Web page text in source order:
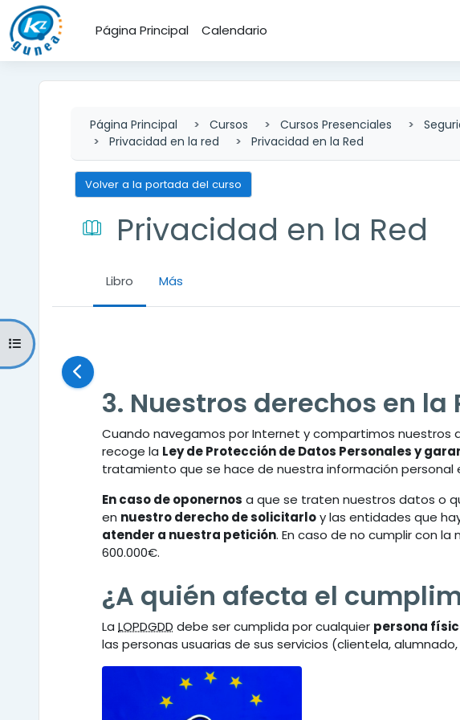
Salta al contenido principal
Página Principal
Calendario
Abrir índice del curso
Página Principal Cursos Cursos Presenciales
Privacidad en la red
Privacidad en la Red
Volver a la portada del curso
Privacidad en la Red
Libro Más
3. Nuestros derechos en la
Cuando navegamos por Internet y compartimos nuestros
recoge la Ley de Protección de Datos Personales y
tratamiento que se hace de nuestra información
En caso de oponernos a que se traten nuestros datos o
en nuestro derecho de solicitarloy las entidades que
atender a nuestra petición. En caso de no cumplir con
600.000€.
¿A quién afecta el
LaLOPDGDD debe ser cumplida por cualquier persona
las personas usuarias de sus servicios (clientela,